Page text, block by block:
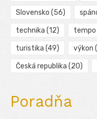
Slovensko (56)
technika (12) tempo
turistika (49) výkon
Česká republika (20)
Poradňa